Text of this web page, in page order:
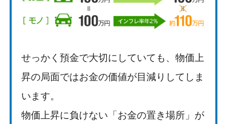
せっかく預金で大切にしていても、物価上
昇の局面ではお金の価値が目減りしてしま
います。
物価上昇に負けない「お金の置き場所」が